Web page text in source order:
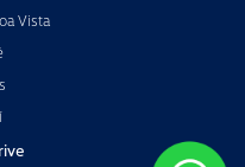
Vista